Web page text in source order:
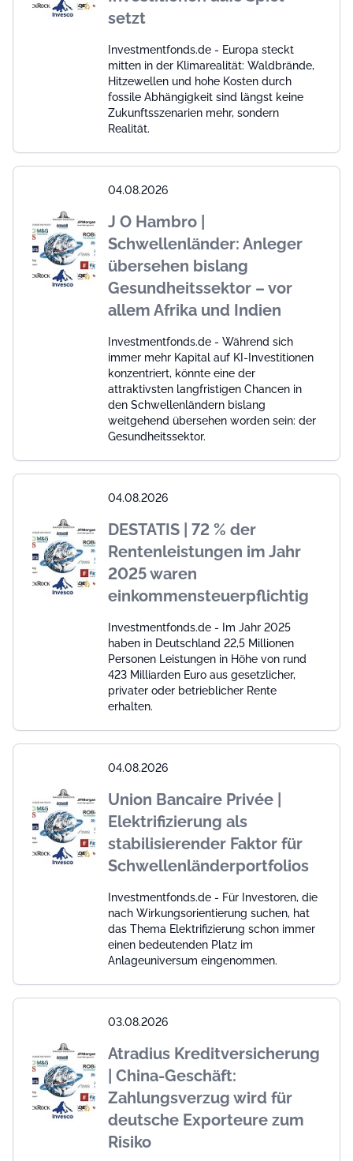
setzt
Investmentfonds.de - Europa steckt
mitten in der Klimarealität: Waldbrände,
Hitzewellen und hohe Kosten durch
fossile Abhängigkeit sind längst keine
Zukunftsszenarien mehr, sondern
Realität.
04.08.2026
J O Hambro |
Schwellenländer: Anleger
übersehen bislang
Gesundheitssektor – vor
allem Afrika und Indien
Investmentfonds.de - Während sich
immer mehr Kapital auf KI-Investitionen
konzentriert, könnte eine der
attraktivsten langfristigen Chancen in
den Schwellenländern bislang
weitgehend übersehen worden sein: der
Gesundheitssektor.
04.08.2026
DESTATIS | 72 % der
Rentenleistungen im Jahr
2025 waren
einkommensteuerpflichtig
Investmentfonds.de - Im Jahr 2025
haben in Deutschland 22,5 Millionen
Personen Leistungen in Höhe von rund
423 Milliarden Euro aus gesetzlicher,
privater oder betrieblicher Rente
erhalten.
04.08.2026
Union Bancaire Privée |
Elektrifizierung als
stabilisierender Faktor für
Schwellenländerportfolios
Investmentfonds.de - Für Investoren, die
nach Wirkungsorientierung suchen, hat
das Thema Elektrifizierung schon immer
einen bedeutenden Platz im
Anlageuniversum eingenommen.
03.08.2026
Atradius Kreditversicherung
| China-Geschäft:
Zahlungsverzug wird für
deutsche Exporteure zum
Risiko